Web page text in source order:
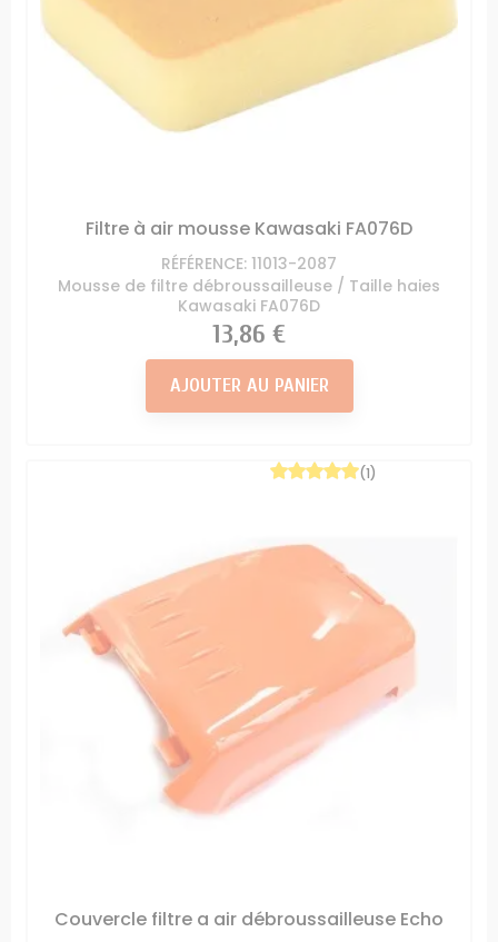
Filtre à air mousse Kawasaki FA076D
RÉFÉRENCE: 11013-2087
Mousse de filtre débroussailleuse / Taille haies
Kawasaki FA076D
Prix
13,86 €
AJOUTER AU PANIER
Couvercle filtre a air débroussailleuse Echo
(1)